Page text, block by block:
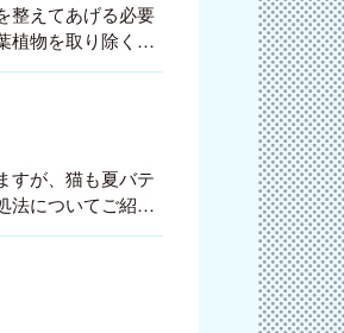
整えてあげる必要
植物を取り除く、
工夫してあげたい
の猫ちゃんにス
きなストレスを
すが、猫も夏バテ
法についてご紹介